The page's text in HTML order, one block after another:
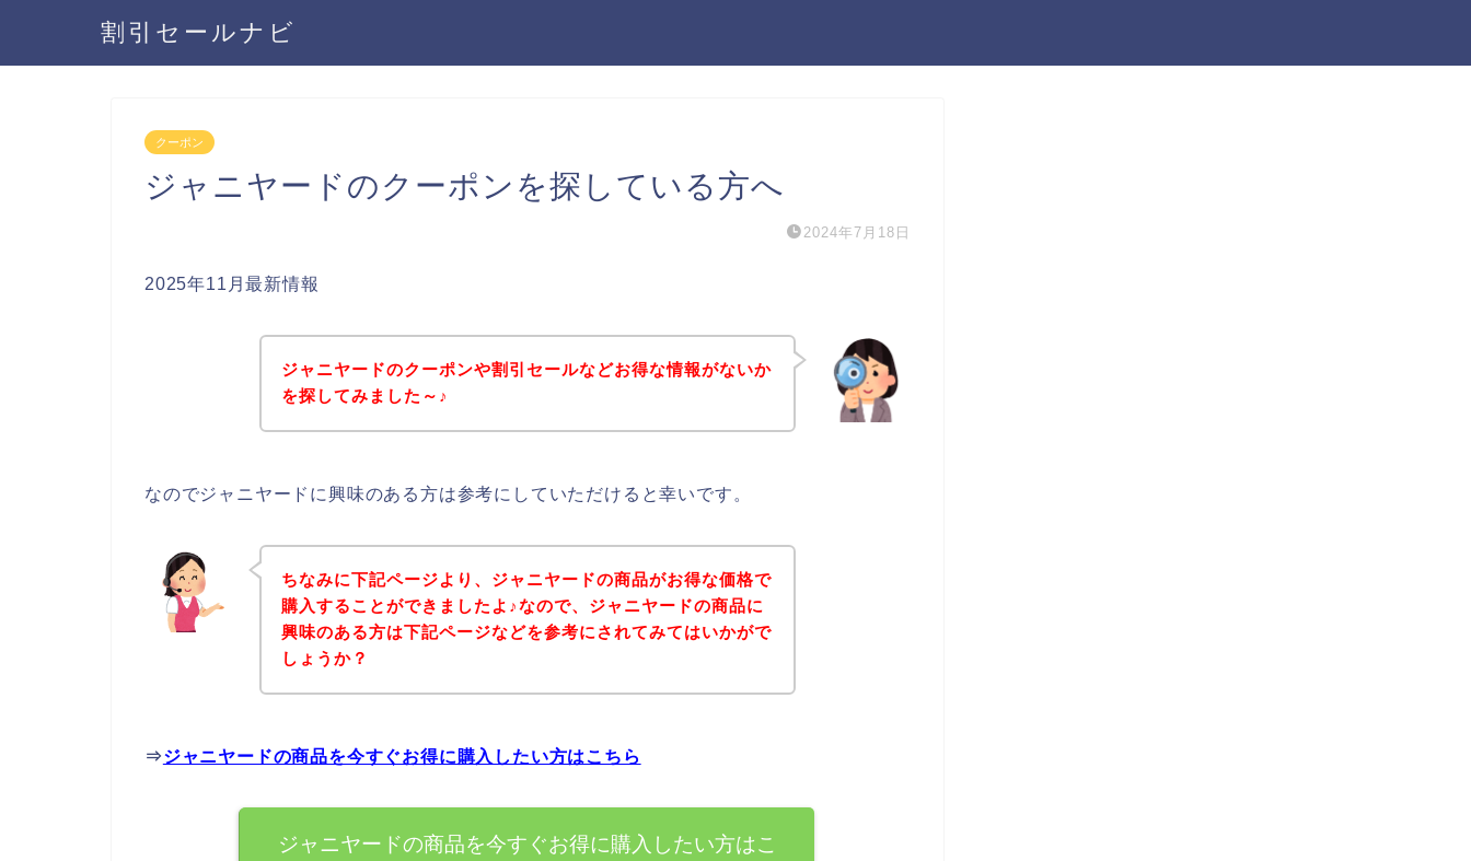
割引セールナビ
クーポン
ジャニヤードのクーポンを探している方へ
2024年7月18日
2025年11月最新情報
ジャニヤードのクーポンや割引セールなどお得な情報がないか
を探してみました～♪
なのでジャニヤードに興味のある方は参考にしていただけると幸いです。
ちなみに下記ページより、ジャニヤードの商品がお得な価格で
購入することができましたよ♪なので、ジャニヤードの商品に
興味のある方は下記ページなどを参考にされてみてはいかがで
しょうか？
⇒ジャニヤードの商品を今すぐお得に購入したい方はこちら
ジャニヤードの商品を今すぐお得に購入したい方はこ